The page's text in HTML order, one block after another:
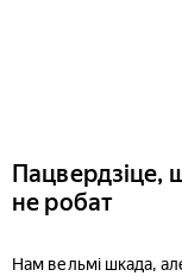
Пацвердзіце,
не робат
Нам вельмі шкада,